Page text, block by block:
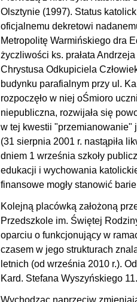
Olsztynie (1997). Status
oficjalnemu dekretowi
Metropolitę Warmińskiego dra
życzliwości ks. prałata
Chrystusa Odkupiciela
budynku parafialnym przy ul.
rozpoczęło w niej oŚmioro
niepubliczna, rozwijała się
w tej kwestii "przemianowanie"
(31 sierpnia 2001 r. nastąpiła
dniem 1 września szkoły
edukacji i wychowania
finansowe mogły stanowić
Kolejną placówką założoną
Przedszkole im. Świętej
oparciu o funkcjonujący w
czasem w jego strukturach
letnich (od września 2010 r.).
Kard. Stefana Wyszyńskiego 11.
Wychodząc naprzeciw